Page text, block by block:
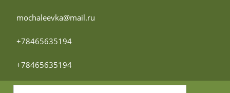
mochaleevka@mail.ru
+78465635194
+78465635194